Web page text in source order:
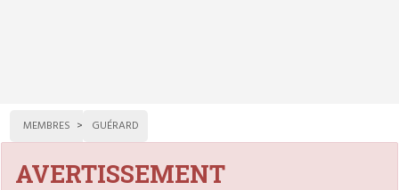
MEMBRES GUÉRARD
AVERTISSEMENT